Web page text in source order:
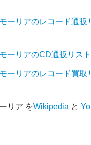
ーリアのレコード通販
ーリアのCD通販リスト
ーリアのレコード買取
リア をWikipedia と